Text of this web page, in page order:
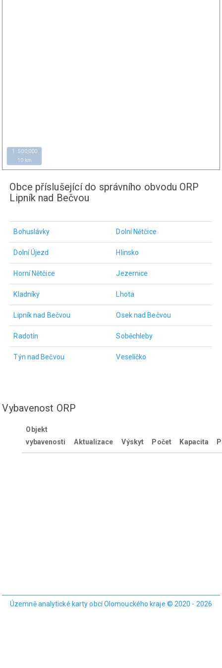
10 km
1 : 500,000
Obce příslušející do správního obvodu ORP
Lipník nad Bečvou
Bohuslávky Dolní Nětčice
Dolní Újezd Hlinsko
Horní Nětčice Jezernice
Kladníky Lhota
Lipník nad Bečvou Osek nad Bečvou
Radotín Soběchleby
Týn nad Bečvou Veselíčko
Vybavenost ORP
Objekt
vybavenosti
Aktualizace Výskyt Počet Kapacita
Územně analytické karty obcí Olomouckého kraje © 2020 - 2026